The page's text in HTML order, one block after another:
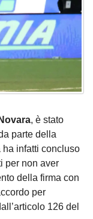
Novara, è stato
parte della
ha infatti concluso
per non aver
della firma con
per
126 del